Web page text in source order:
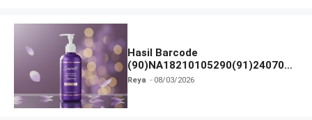
Hasil Barcode
(90)NA18210105290(91)240703
dan Izin BPOM
Reya 08/03/2026